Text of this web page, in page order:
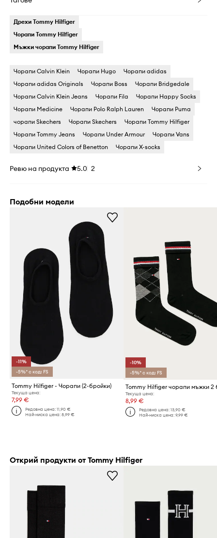
Дрехи Tommy Hilfiger
Чорапи Tommy Hilfiger
Мъжки чорапи Tommy Hilfiger
Чорапи Calvin Klein Чорапи Hugo
Чорапи adidas
Чорапи adidas Originals
Чорапи Boss
Чорапи Bridgedale
Чорапи Calvin Klein Jeans
Чорапи Fila
Чорапи Happy Socks
Чорапи Medicine
Чорапи Polo Ralph Lauren
Чорапи Puma
чорапи Skechers
Чорапи Skechers
Чорапи Tommy Hilfiger
Чорапи Tommy Jeans
Чорапи Under Armour
Чорапи Vans
Чорапи United Colors of Benetton
Чорапи X-socks
Ревю на продукта 5.0 2
Подобни модели
-11%
-5%* с код: FS
Tommy Hilfiger - Чорапи (2-бройки)
Текуща цена:
7,99 €
Редовна цена:11,90 €
Най-ниска цена:8,99 €
-10%
-5%* с код: FS
Tommy Hilfiger чорапи мъжки 2
Текуща цена:
8,99 €
Редовна цена: 13,90 €
Най-ниска цена: 9,99 €
Открий продукти от Tommy Hilfiger